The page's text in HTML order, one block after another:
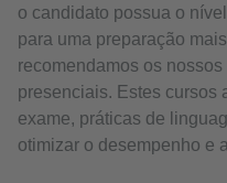
o candidato possua o
para uma preparação
recomendamos os
presenciais. Estes cursos
exame, práticas de
otimizar o desempenho e